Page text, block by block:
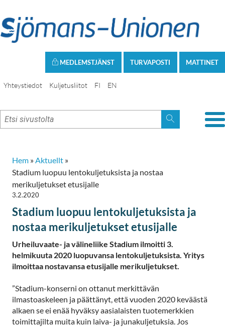
MATTINET
TURVAPOSTI
MEDLEMSTJÄNST
Yhteystiedot Kuljetusliitot FI EN
Hem »Aktuellt »
Stadium luopuu lentokuljetuksista ja nostaa
merikuljetukset etusijalle
3.2.2020
Stadium luopuu lentokuljetuksista ja
nostaa merikuljetukset etusijalle
Urheiluvaate- ja välineliike Stadium ilmoitti 3.
helmikuuta 2020 luopuvansa lentokuljetuksista. Yritys
ilmoittaa nostavansa etusijalle merikuljetukset.
”Stadium-konserni on ottanut merkittävän
ilmastoaskeleen ja päättänyt, että vuoden 2020 keväästä
alkaen se ei enää hyväksy aasialaisten tuotemerkkien
toimittajilta muita kuin laiva- ja junakuljetuksia. Jos